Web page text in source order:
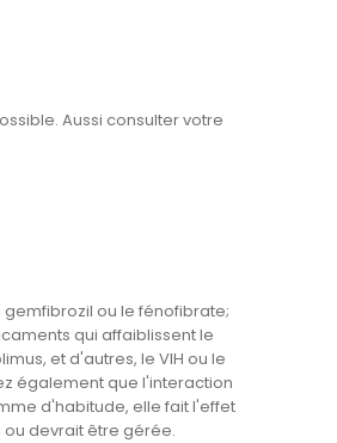
Aussi consulter votre
ou le fénofibrate;
qui affaiblissent le
et d'autres, le VIH ou le
également que l'interaction
d'habitude, elle fait l'effet
devrait être gérée.